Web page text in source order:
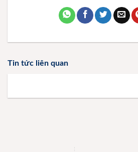
Tin tức liên quan